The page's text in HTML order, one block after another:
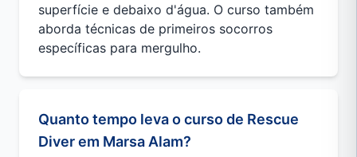
superfície e debaixo d'água. O curso também
aborda técnicas de primeiros socorros
específicas para mergulho.
Quanto tempo leva o curso de Rescue
Diver em Marsa Alam?